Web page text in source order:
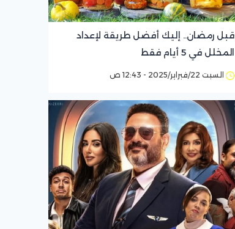
قبل رمضان.. إليك أفضل طريقة لإعداد
المخلل في 5 أيام فقط
السبت 22/فبراير/2025 - 12:43 ص